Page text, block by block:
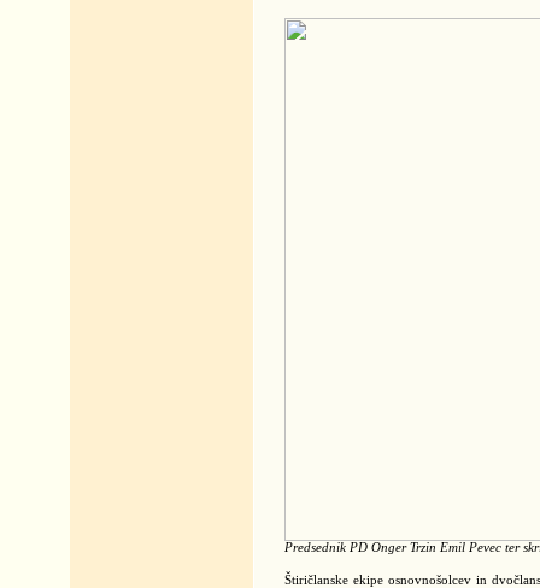
Predsednik PD Onger Trzin Emil Pevec ter
Štiričlanske ekipe osnovnošolcev in